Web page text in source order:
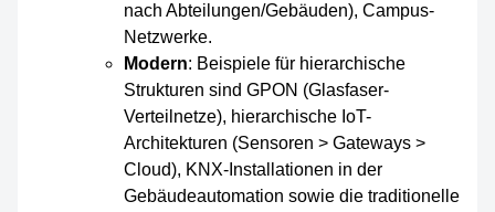
nach Abteilungen/Gebäuden), Campus-
Netzwerke.
Modern: Beispiele für hierarchische
Strukturen sind GPON (Glasfaser-
Verteilnetze), hierarchische IoT-
Architekturen (Sensoren > Gateways >
Cloud), KNX-Installationen in der
Gebäudeautomation sowie die traditionelle